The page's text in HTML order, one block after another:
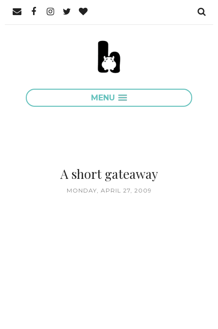
MENU
A short gateaway
MONDAY, APRIL 27, 2009